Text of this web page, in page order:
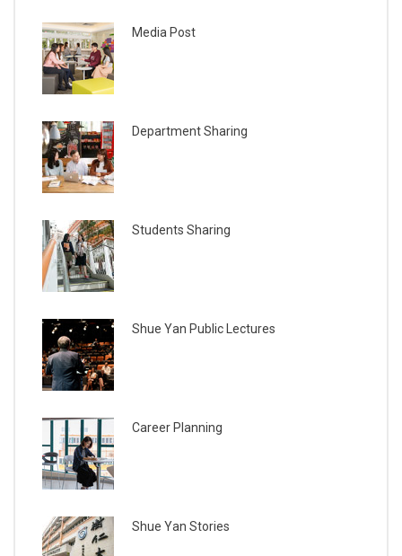
Media Post
Department Sharing
Students Sharing
Shue Yan Public Lectures
Career Planning
Shue Yan Stories